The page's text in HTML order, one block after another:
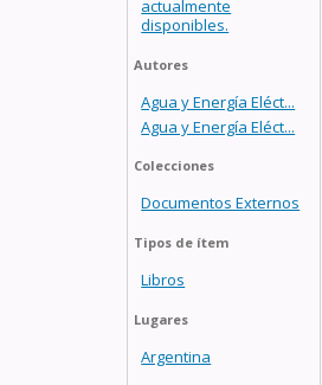
actualmente
disponibles.
Autores
Agua y Energía Eléct...
Agua y Energía Eléct...
Colecciones
Documentos Externos
Tipos de ítem
Libros
Lugares
Argentina